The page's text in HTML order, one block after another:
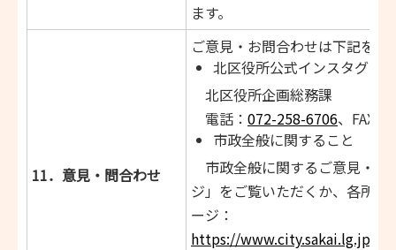
ます。
11．意見・問合わせ
ご意見・お問合わせは下記をご
北区役所公式インスタグラ
北区役所企画総務課
電話： 072-258-6706、FAX
市政全般に関すること
市政全般に関するご意見・ご
ジ」をご覧いただくか、各所
ージ：
https://www.city.sakai.lg.jp/